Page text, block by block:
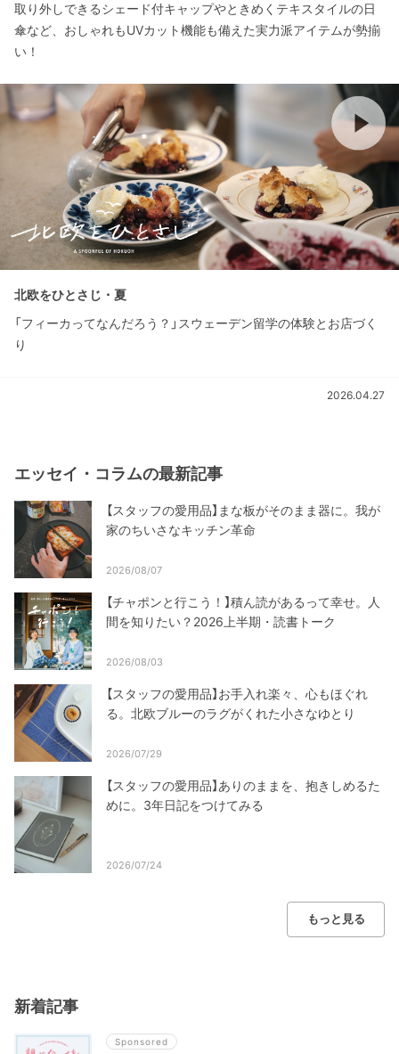
取り外しできるシェード付キャップやときめくテキスタイルの日
傘など、おしゃれもUVカット機能も備えた実力派アイテムが勢揃
い！
北欧をひとさじ・夏
「フィーカってなんだろう？」スウェーデン留学の体験とお店づく
り
2026.04.27
エッセイ・コラムの最新記事
【スタッフの愛用品】まな板がそのまま器に。我が
家のちいさなキッチン革命
2026/08/07
【チャポンと行こう！】積ん読があるって幸せ。人
間を知りたい？2026上半期・読書トーク
2026/08/03
【スタッフの愛用品】お手入れ楽々、心もほぐれ
る。北欧ブルーのラグがくれた小さなゆとり
2026/07/29
【スタッフの愛用品】ありのままを、抱きしめるた
めに。3年日記をつけてみる
2026/07/24
もっと見る
新着記事
Sponsored